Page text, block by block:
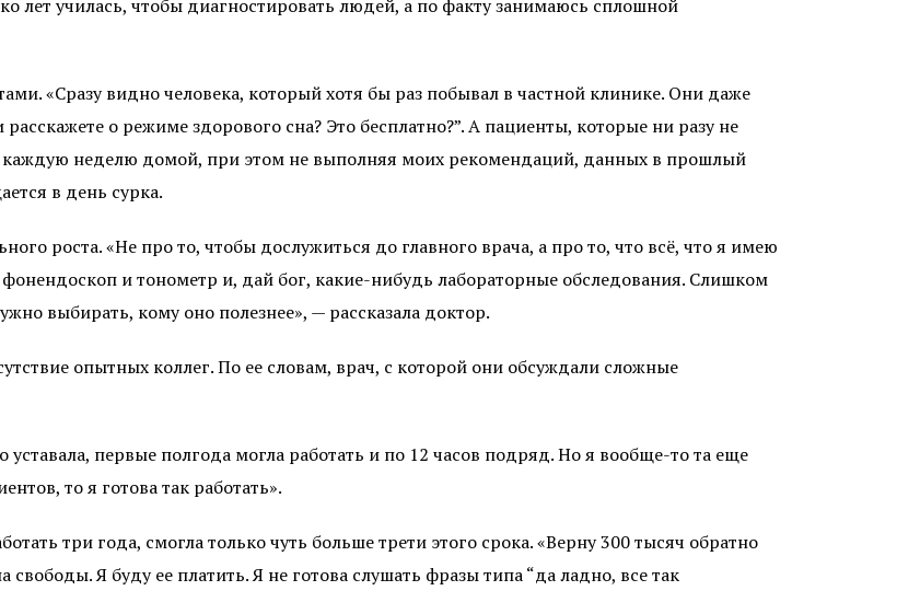
лет училась, чтобы диагностировать людей, а по факту занимаюсь сплошной
«Сразу видно человека, который хотя бы раз побывал в частной клинике. Они даже
о режиме здорового сна? Это бесплатно?”. А пациенты, которые ни разу не
каждую неделю домой, при этом не выполняя моих рекомендаций, данных в прошлый
в день сурка.
роста. «Не про то, чтобы дослужиться до главного врача, а про то, что всё, что я имею
и тонометр и, дай бог, какие-нибудь лабораторные обследования. Слишком
выбирать, кому оно полезнее», — рассказала доктор.
опытных коллег. По ее словам, врач, с которой они обсуждали сложные
уставала, первые полгода могла работать и по 12 часов подряд. Но я вообще-то та еще
то я готова так работать».
три года, смогла только чуть больше трети этого срока. «Верну 300 тысяч обратно
Я буду ее платить. Я не готова слушать фразы типа “да ладно, все так